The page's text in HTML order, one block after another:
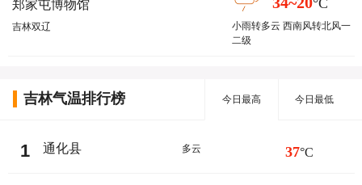
郑家屯博物馆
吉林双辽
°C
小雨转多云 西南风转北风一
二级
吉林气温排行榜 今日最高 今日最低
1 通化县 多云 37°C